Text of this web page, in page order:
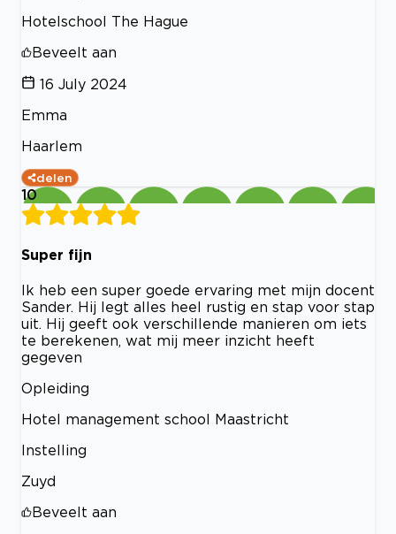
Hotelschool The Hague
Beveelt aan
16 July 2024
Emma
Haarlem
delen
10
Super fijn
Ik heb een super goede ervaring met mijn docent
Sander. Hij legt alles heel rustig en stap voor stap
uit. Hij geeft ook verschillende manieren om iets
te berekenen, wat mij meer inzicht heeft
gegeven
Opleiding
Hotel management school Maastricht
Instelling
Zuyd
Beveelt aan